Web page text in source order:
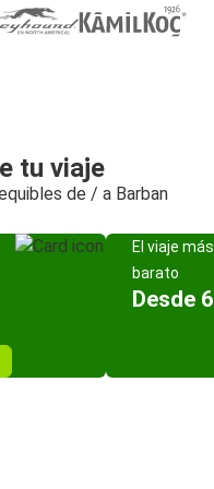
tu viaje
de / a Barban
El viaje más
barato
Desde